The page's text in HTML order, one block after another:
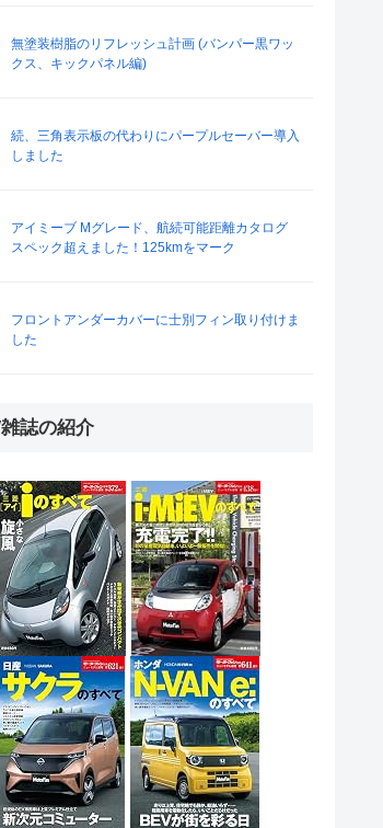
無塗装樹脂のリフレッシュ計画 (バンパー黒ワッ
クス、キックパネル編)
続、三角表示板の代わりにパープルセーバー導入
しました
アイミーブ Mグレード、航続可能距離カタログ
スペック超えました！125kmをマーク
フロントアンダーカバーに士別フィン取り付けま
した
誌の紹介